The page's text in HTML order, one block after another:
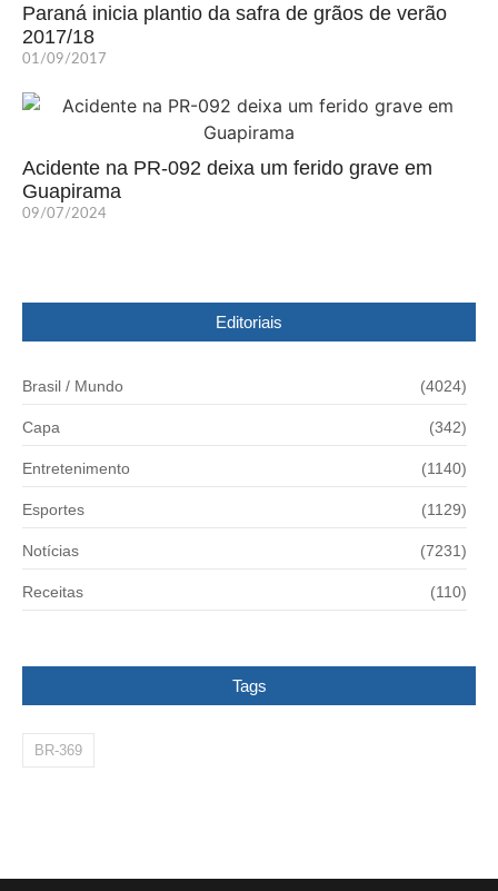
Paraná inicia plantio da safra de grãos de verão
2017/18
01/09/2017
Acidente na PR-092 deixa um ferido grave em
Guapirama
09/07/2024
Editoriais
Brasil / Mundo (4024)
Capa (342)
Entretenimento (1140)
Esportes (1129)
Notícias (7231)
Receitas (110)
Tags
BR-369